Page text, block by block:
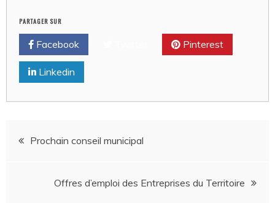
PARTAGER SUR
Facebook Pinterest
Linkedin
Navigation
Prochain conseil municipal
Offres d’emploi des Entreprises du Territoire